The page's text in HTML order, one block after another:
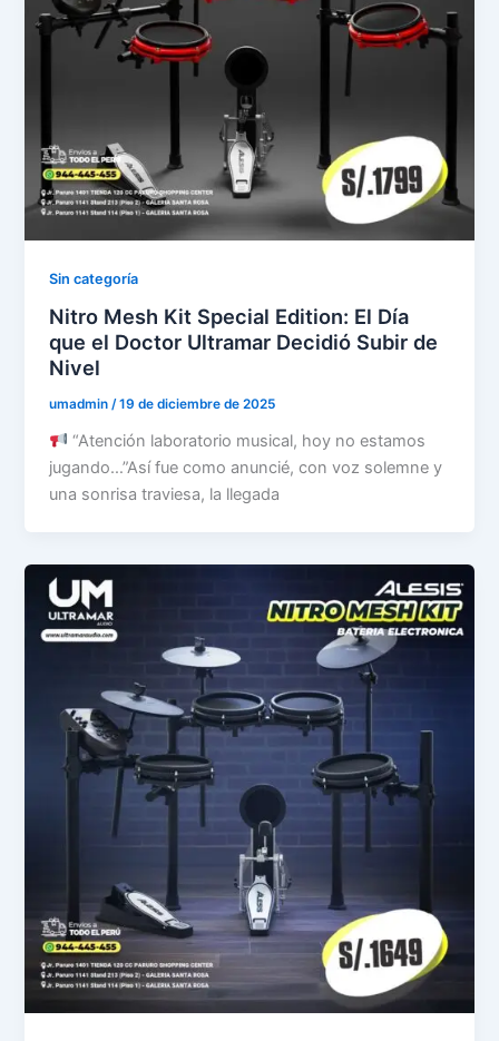
Sin categoría
Nitro Mesh Kit Special Edition: El Día
que el Doctor Ultramar Decidió Subir de
Nivel
umadmin/19 de diciembre de 2025
“Atención laboratorio musical, hoy no estamos
jugando…”Así fue como anuncié, con voz solemne y
una sonrisa traviesa, la llegada